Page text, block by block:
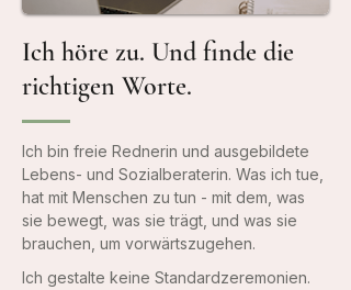
Ich höre zu. Und finde die
richtigen Worte.
Ich bin freie Rednerin und ausgebildete
Lebens- und Sozialberaterin. Was ich tue,
hat mit Menschen zu tun - mit dem, was
sie bewegt, was sie trägt, und was sie
brauchen, um vorwärtszugehen.
​Ich gestalte keine Standardzeremonien.